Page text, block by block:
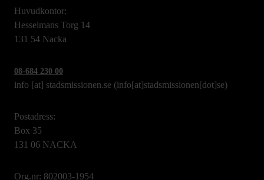
Huvudkontor:
Hesselmans Torg 14
131 54 Nacka
08-684 230 00
info [at] stadsmissionen.se (info[at]stadsmissionen[dot]se)
Postadress:
Box 35
131 06 NACKA
Org.nr: 802003-1954